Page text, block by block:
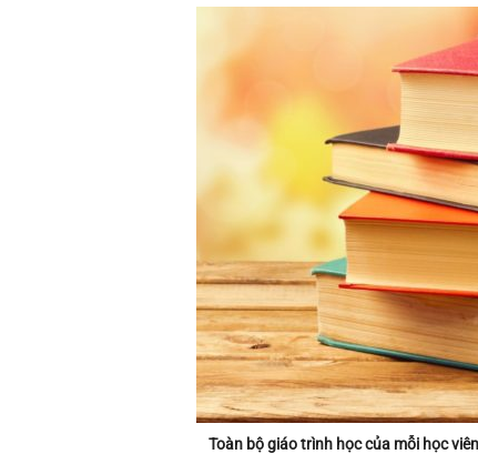
Toàn bộ giáo trình học của mỗi học